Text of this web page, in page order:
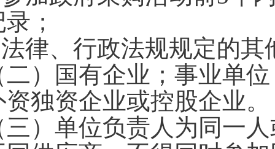
；
律、行政法规规定的其
二）国有企业；事业单
资独资企业或控股企业。
三）单位负责人为同一